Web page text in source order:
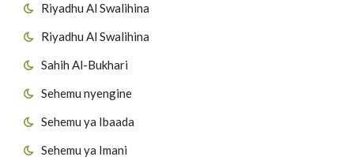
Riyadhu Al Swalihina
Riyadhu Al Swalihina
Sahih Al-Bukhari
Sehemu nyengine
Sehemu ya Ibaada
Sehemu ya Imani